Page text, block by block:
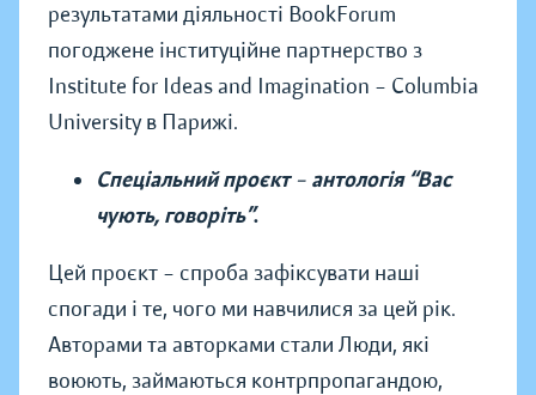
результатами діяльності BookForum
погоджене інституційне партнерство з
Institute for Ideas and Imagination – Columbia
University в Парижі.
Спеціальний проєкт– антологія “Вас
чують, говоріть”.
Цей проєкт – спроба зафіксувати наші
спогади і те, чого ми навчилися за цей рік.
Авторами та авторками стали Люди, які
воюють, займаються контрпропагандою,